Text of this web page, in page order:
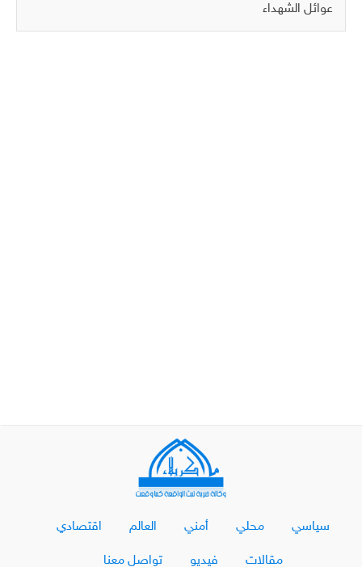
عوائل الشهداء
سياسي محلي أمني العالم اقتصادي
مقالات فيديو تواصل معنا